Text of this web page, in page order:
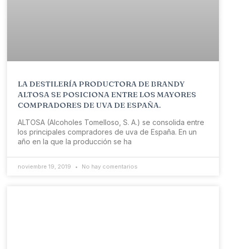
LA DESTILERÍA PRODUCTORA DE BRANDY
ALTOSA SE POSICIONA ENTRE LOS MAYORES
COMPRADORES DE UVA DE ESPAÑA.
ALTOSA (Alcoholes Tomelloso, S. A.) se consolida entre
los principales compradores de uva de España. En un
año en la que la producción se ha
noviembre 19, 2019 No hay comentarios